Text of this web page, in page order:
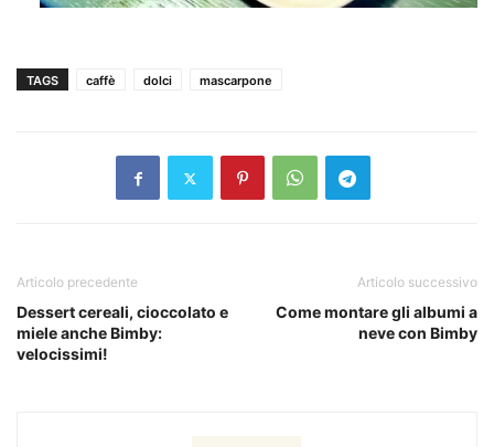
TAGS caffè dolci mascarpone
Articolo precedente
Dessert cereali, cioccolato e
miele anche Bimby:
velocissimi!
Articolo successivo
Come montare gli albumi a
neve con Bimby